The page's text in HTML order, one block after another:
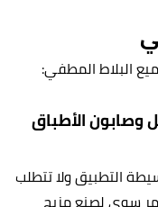
البلاط المطفي:
وصابون الأطباق
التطبيق ولا تتطلب